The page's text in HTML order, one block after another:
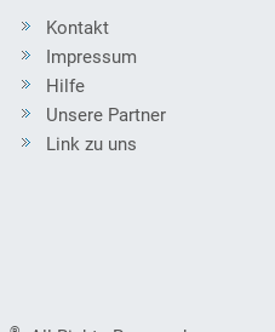
Kontakt
Impressum
Hilfe
Unsere Partner
Link zu uns